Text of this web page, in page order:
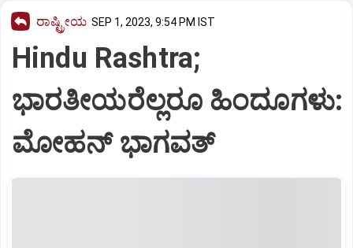
ರಾಷ್ಟ್ರೀಯ SEP 1, 2023, 9:54 PM IST
Hindu Rashtra;
ಭಾರತೀಯರೆಲ್ಲರೂ ಹಿಂದೂಗಳು:
ಮೋಹನ್‌ ಭಾಗವತ್‌